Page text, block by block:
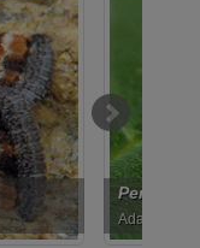
Marcello